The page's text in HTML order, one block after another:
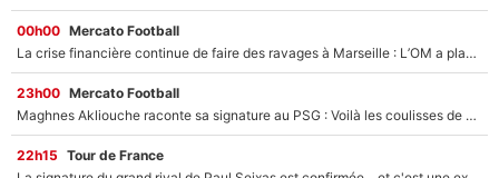
00h00 Mercato Football
La crise financière continue de faire des ravages à Marseille : L’OM a placé 12 joueurs sur le marché des transferts… et ça pourrait lui rapporter près de 100M€ !
23h00 Mercato Football
Maghnes Akliouche raconte sa signature au PSG : Voilà les coulisses de son transfert de rêve à 50M€
22h15 Tour de France